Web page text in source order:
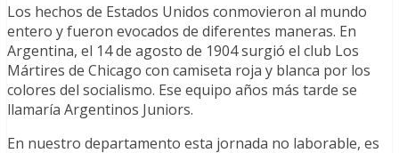
Los hechos de Estados Unidos conmovieron al mundo
entero y fueron evocados de diferentes maneras. En
Argentina, el 14 de agosto de 1904 surgió el club Los
Mártires de Chicago con camiseta roja y blanca por los
colores del socialismo. Ese equipo años más tarde se
llamaría Argentinos Juniors.
En nuestro departamento esta jornada no laborable, es